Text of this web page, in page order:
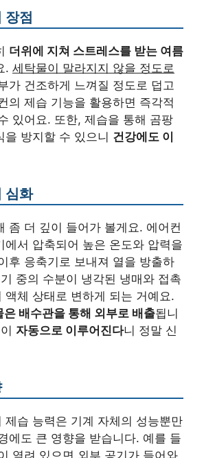
장점
더위에 지쳐 스트레스를 받는 여름
. 세탁물이 말라지지 않을 정도로
가 건조하게 느껴질 정도로 덥고
의 제습 기능을 활용하면 즉각적
있어요. 또한, 제습을 통해 곰팡
을 방지할 수 있으니 건강에도 이
심화
좀 더 깊이 들어가 볼게요. 에어컨
에서 압축되어 높은 온도와 압력을
후 응축기로 보내져 열을 방출하
중의 수분이 냉각된 냉매와 접촉
액체 상태로 변하게 되는 거예요.
은 배수관을 통해 외부로 배출됩니
자동으로 이루어진다니 정말 신
제습 능력은 기계 자체의 성능뿐만
에도 큰 영향을 받습니다. 예를 들
열려 있으면 외부 공기가 들어와